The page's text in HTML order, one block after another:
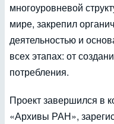
многоуровневой
мире, закрепил
деятельностью и
всех этапах: от
потребления.
Проект завершился в
«Архивы РАН»,